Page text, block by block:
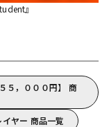
』
５，０００円】 商
ヤー 商品一覧